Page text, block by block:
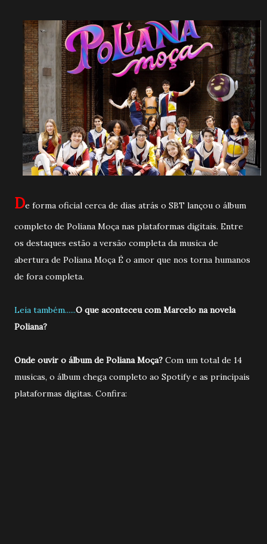
De forma oficial cerca de dias atrás o SBT lançou o álbum
completo de Poliana Moça nas plataformas digitais. Entre
os destaques estão a versão completa da musica de
abertura de Poliana Moça É o amor que nos torna humanos
de fora completa.
Leia também......O que aconteceu com Marcelo na novela
Poliana?
Onde ouvir o álbum de Poliana Moça? Com um total de 14
musicas, o álbum chega completo ao Spotify e as principais
plataformas digitas. Confira: